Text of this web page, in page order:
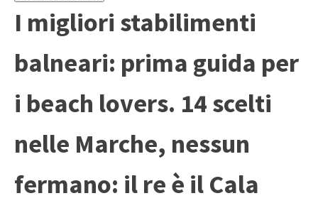
I migliori stabilimenti
balneari: prima guida per
i beach lovers. 14 scelti
nelle Marche, nessun
fermano: il re è il Cala